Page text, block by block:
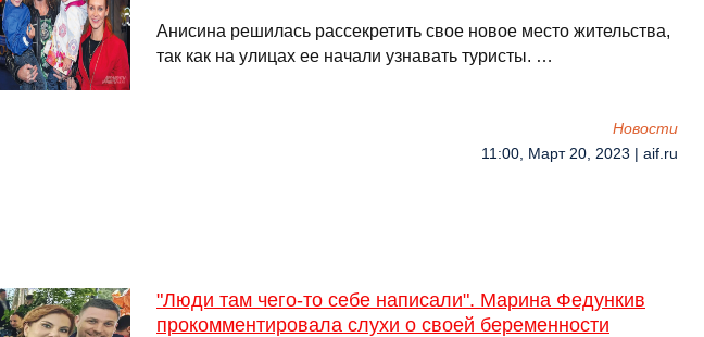
Анисина решилась рассекретить свое новое место жительства,
так как на улицах ее начали узнавать туристы. …
Новости
11:00, Март 20, 2023 | aif.ru
"Люди там чего-то себе написали". Марина Федункив
прокомментировала слухи о своей беременности